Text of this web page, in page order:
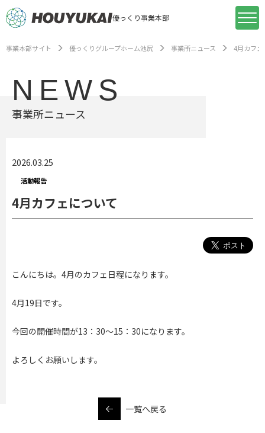
優っくり事業本部
事業本部サイト 優っくりグループホーム池尻 事業所ニュース 4月カフ
NEWS
事業所ニュース
2026.03.25
活動報告
4月カフェについて
こんにちは。4月のカフェ日程になります。
4月19日です。
今回の開催時間が13：30～15：30になります。
よろしくお願いします。
一覧へ戻る